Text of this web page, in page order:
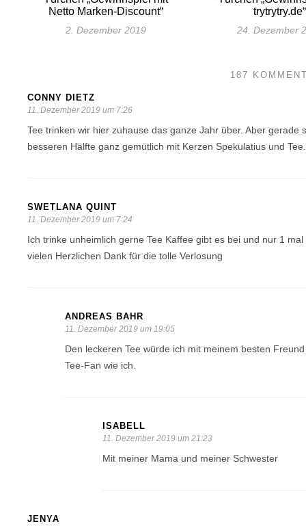
Netto Marken-Discount“
2. Dezember 2019
trytrytry.de“
24. Dezember
187
CONNY DIETZ
11. Dezember 2019 um 7:26
Tee trinken wir hier zuhause das ganze Jahr über. Aber
besseren Hälfte ganz gemütlich mit Kerzen Spekulatius und
SWETLANA QUINT
11. Dezember 2019 um 7:24
Ich trinke unheimlich gerne Tee Kaffee gibt es bei und nur 1
vielen Herzlichen Dank für die tolle Verlosung
ANDREAS BAHR
11. Dezember 2019 um 19:05
Den leckeren Tee würde ich mit meinem besten
Tee-Fan wie ich.
ISABELL
11. Dezember 2019 um 21:23
Mit meiner Mama und meiner Schwester
JENYA